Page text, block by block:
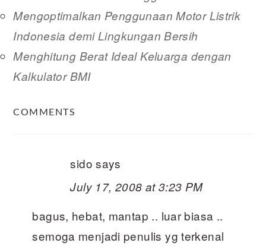
Mengoptimalkan Penggunaan Motor Listrik
Indonesia demi Lingkungan Bersih
Menghitung Berat Ideal Keluarga dengan
Kalkulator BMI
COMMENTS
sido says
July 17, 2008 at 3:23 PM
bagus, hebat, mantap .. luar biasa ..
semoga menjadi penulis yg terkenal